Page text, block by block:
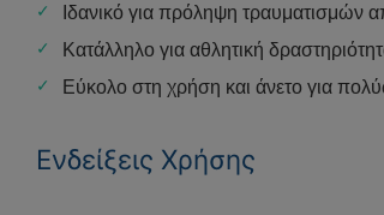
Ιδανικό για πρόληψη τραυματισμών
Κατάλληλο για αθλητική
Εύκολο στη χρήση και άνετο για
Ενδείξεις Χρήσης